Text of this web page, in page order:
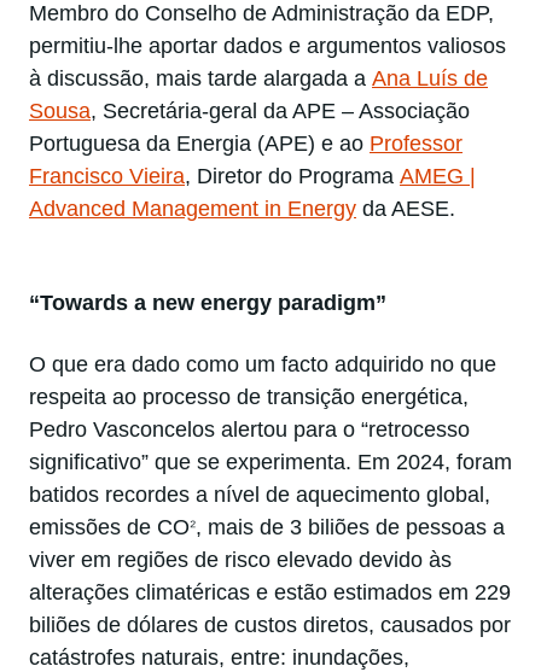
Membro do Conselho de Administração da EDP,
permitiu-lhe aportar dados e argumentos valiosos
à discussão, mais tarde alargada a Ana Luís de
Sousa, Secretária-geral da APE – Associação
Portuguesa da Energia (APE) e ao Professor
Francisco Vieira, Diretor do Programa AMEG |
Advanced Management in Energy da AESE.
“Towards a new energy paradigm”
O que era dado como um facto adquirido no que
respeita ao processo de transição energética,
Pedro Vasconcelos alertou para o “retrocesso
significativo” que se experimenta. Em 2024, foram
batidos recordes a nível de aquecimento global,
emissões de CO₂, mais de 3 biliões de pessoas a
viver em regiões de risco elevado devido às
alterações climatéricas e estão estimados em 229
biliões de dólares de custos diretos, causados por
catástrofes naturais, entre: inundações,